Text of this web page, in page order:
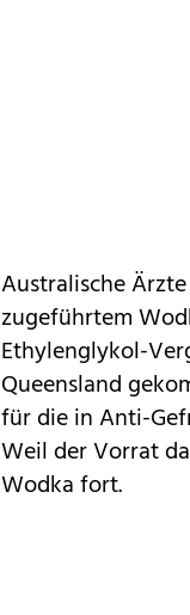
Australische
zugeführtem
Ethylenglykol-
Queensland
für die in Anti-
Weil der Vorrat
Wodka fort.